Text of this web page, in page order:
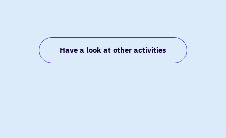
Have a look at other activities